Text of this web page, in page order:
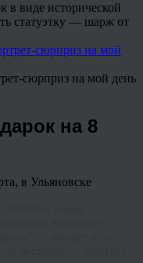
в виде исторической
статуэтку — шарж от
сюрприз на мой день
на 8